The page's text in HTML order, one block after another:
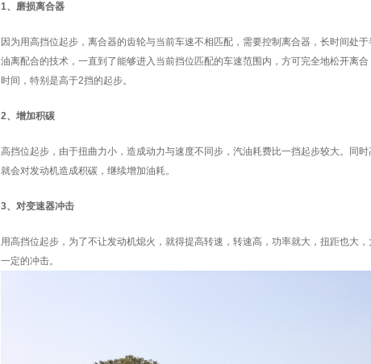
1、磨损离合器
因为用高挡位起步，离合器的齿轮与当前车速不相匹配，需要控制离合器，长时间处
油离配合的技术，一直到了能够进入当前挡位匹配的车速范围内，方可完全地松开离
时间，特别是高于2挡的起步。
2、增加积碳
高挡位起步，由于扭曲力小，造成动力与速度不同步，汽油耗费比一挡起步较大。同
就会对发动机造成积碳，继续增加油耗。
3、对变速器冲击
用高挡位起步，为了不让发动机熄火，就得提高转速，转速高，功率就大，扭距也大
一定的冲击。